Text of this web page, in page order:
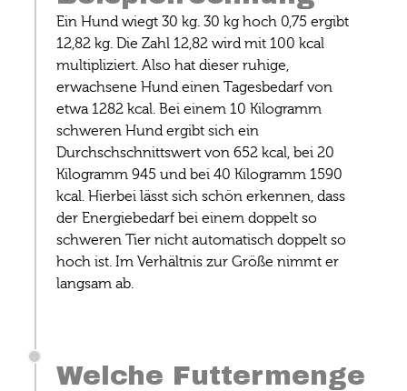
Ein Hund wiegt 30 kg. 30 kg hoch 0,75 ergibt
12,82 kg. Die Zahl 12,82 wird mit 100 kcal
multipliziert. Also hat dieser ruhige,
erwachsene Hund einen Tagesbedarf von
etwa 1282 kcal. Bei einem 10 Kilogramm
schweren Hund ergibt sich ein
Durchschschnittswert von 652 kcal, bei 20
Kilogramm 945 und bei 40 Kilogramm 1590
kcal. Hierbei lässt sich schön erkennen, dass
der Energiebedarf bei einem doppelt so
schweren Tier nicht automatisch doppelt so
hoch ist. Im Verhältnis zur Größe nimmt er
langsam ab.
Welche Futtermenge